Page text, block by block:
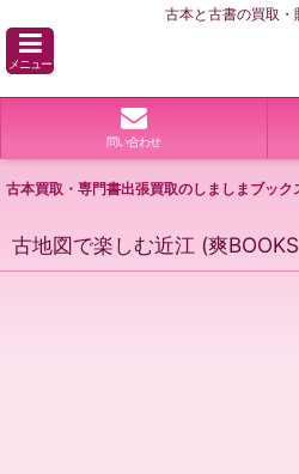
古本と古書の買取
メニュー
問い合わせ
古本買取・専門書出張買取のしましまブック
古地図で楽しむ近江 (爽